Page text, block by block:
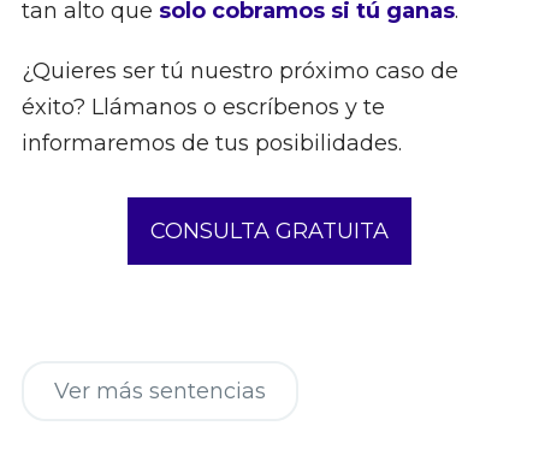
tan alto que solo cobramos si tú ganas.
¿Quieres ser tú nuestro próximo caso de
éxito? Llámanos o escríbenos y te
informaremos de tus posibilidades.
CONSULTA GRATUITA
Ver más sentencias